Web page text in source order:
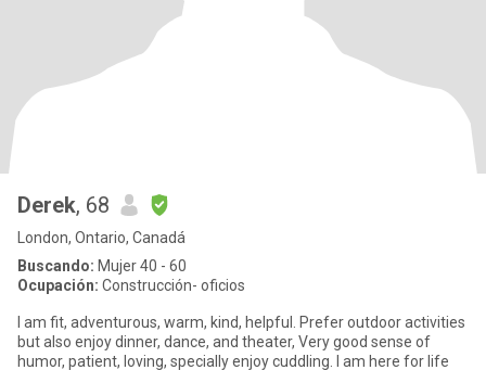
Derek, 68
London, Ontario, Canadá
Buscando: Mujer 40 - 60
Ocupación: Construcción- oficios
I am fit, adventurous, warm, kind, helpful. Prefer outdoor activities
but also enjoy dinner, dance, and theater, Very good sense of
humor, patient, loving, specially enjoy cuddling. I am here for life